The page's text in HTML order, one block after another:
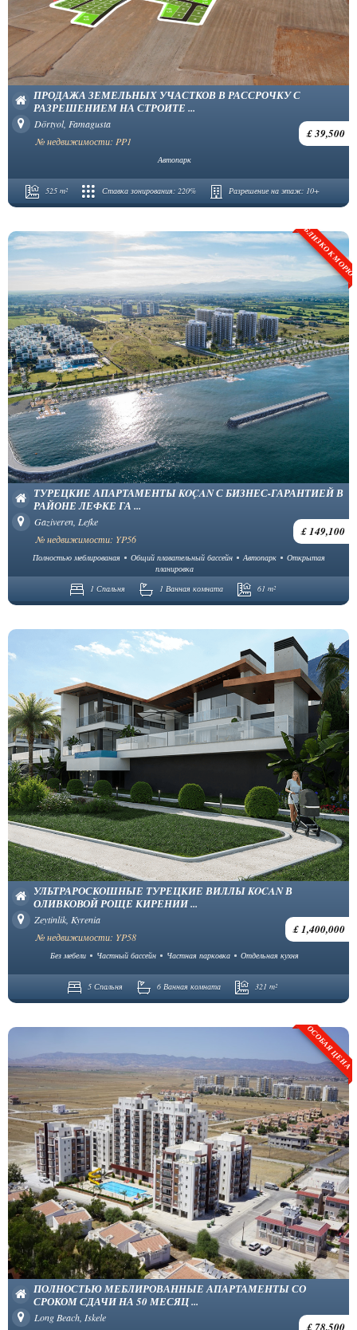
ПРОДАЖА ЗЕМЕЛЬНЫХ УЧАСТКОВ В РАССРОЧКУ С
РАЗРЕШЕНИЕМ НА СТРОИТЕ ...
Dörtyol, Famagusta
£ 39,500
№ недвижимости: PP1
Автопарк
525 m² Ставка зонирования: 220% Разрешение на этаж: 10+
БЛИЗКО К МОРЮ
ТУРЕЦКИЕ АПАРТАМЕНТЫ KOÇAN С БИЗНЕС-ГАРАНТИЕЙ В
РАЙОНЕ ЛЕФКЕ ГА ...
Gaziveren, Lefke
£ 149,100
№ недвижимости: YP56
Полностью меблированая Общий плавательный бассейн Автопарк
Открытая
планировка
1 Спальня
1 Ванная комната 61 m²
УЛЬТРАРОСКОШНЫЕ ТУРЕЦКИЕ ВИЛЛЫ KOCAN В
ОЛИВКОВОЙ РОЩЕ КИРЕНИИ ...
Zeytinlik, Kyrenia
£ 1,400,000
№ недвижимости: YP58
Без мебели Частный бассейн Частная парковка Отдельная кухня
5 Спальня 6 Ванная комната 321 m²
ОСОБАЯ ЦЕНА
ПОЛНОСТЬЮ МЕБЛИРОВАННЫЕ АПАРТАМЕНТЫ СО
СРОКОМ СДАЧИ НА 50 МЕСЯЦ ...
Long Beach, Iskele
£ 78,500